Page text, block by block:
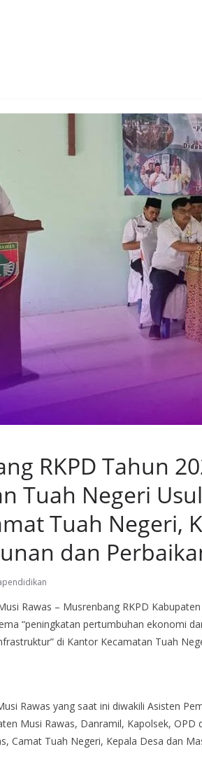
RKPD Tahun
Tuah Negeri
Tuah Negeri,
dan
Rawas – Musrenbang RKPD
“peningkatan pertumbuhan ekonomi
di Kantor Kecamatan Tuah
Rawas yang saat ini diwakili Asisten
Musi Rawas, Danramil, Kapolsek,
Camat Tuah Negeri, Kepala Desa dan